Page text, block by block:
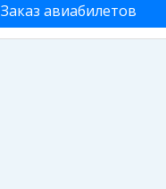
Заказ авиабилетов